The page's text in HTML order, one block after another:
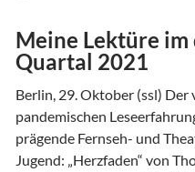
Meine Lektüre
Quartal 2021
Berlin, 29. Oktober (ssl) Der
pandemischen
prägende Fernseh- und
Jugend: „Herzfaden“ von